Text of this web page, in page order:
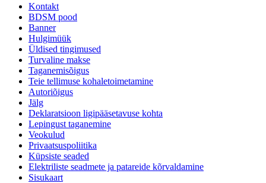
Kontakt
BDSM pood
Banner
Hulgimüük
Üldised tingimused
Turvaline makse
Taganemisõigus
Teie tellimuse kohaletoimetamine
Autoriõigus
Jälg
Deklaratsioon ligipääsetavuse kohta
Lepingust taganemine
Veokulud
Privaatsuspoliitika
Küpsiste seaded
Elektriliste seadmete ja patareide kõrvaldamine
Sisukaart